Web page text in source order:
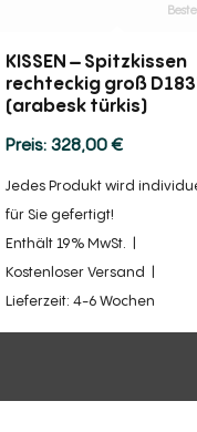
KISSEN – Spitzkissen
rechteckig groß
(arabesk türkis)
328,00€
Jedes Produkt wird
für Sie gefertigt!
Enthält 19% MwSt.
Kostenloser Versand
Lieferzeit: 4-6 Wochen